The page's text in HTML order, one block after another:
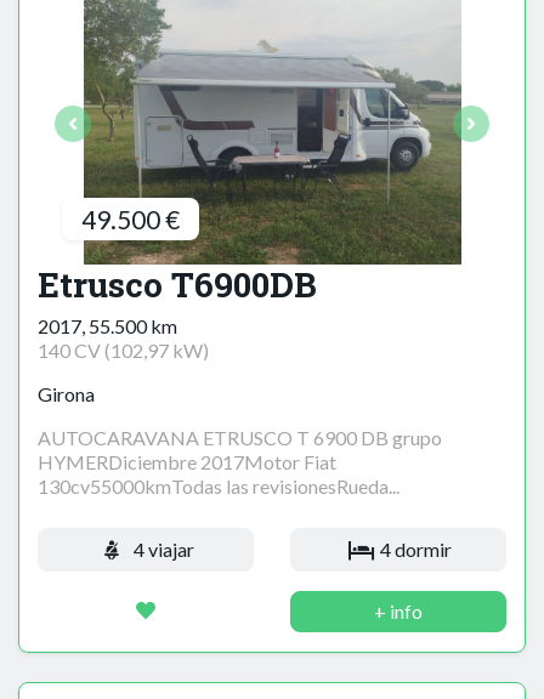
49.500 €
Etrusco T6900DB
2017, 55.500 km
140 CV (102,97 kW)
Girona
AUTOCARAVANA ETRUSCO T 6900 DB grupo
HYMERDiciembre 2017Motor Fiat
130cv55000kmTodas las revisionesRueda...
4 viajar 4 dormir
+ info